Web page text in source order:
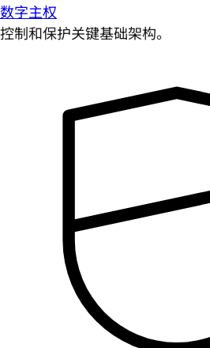
数字主权
控制和保护关键基础架构。